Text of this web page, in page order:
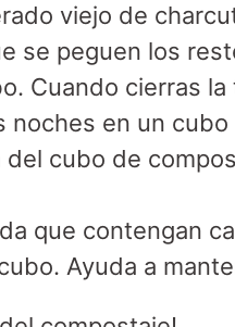
viejo de
se peguen los
Cuando cierras
noches en un
cubo de
que contengan
Ayuda a